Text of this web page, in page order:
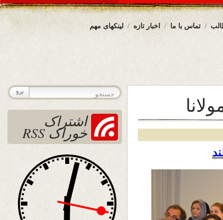
لینکهای مهم اخبار تازه تماس با ما
اشتراک
خوراک RSS